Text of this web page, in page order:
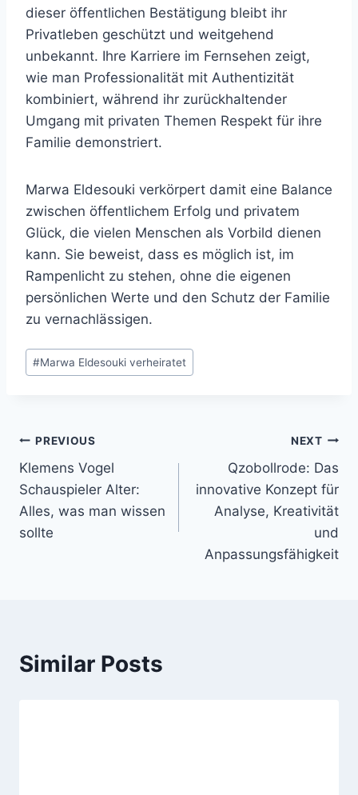
dieser öffentlichen Bestätigung bleibt ihr
Privatleben geschützt und weitgehend
unbekannt. Ihre Karriere im Fernsehen zeigt,
wie man Professionalität mit Authentizität
kombiniert, während ihr zurückhaltender
Umgang mit privaten Themen Respekt für ihre
Familie demonstriert.
Marwa Eldesouki verkörpert damit eine Balance
zwischen öffentlichem Erfolg und privatem
Glück, die vielen Menschen als Vorbild dienen
kann. Sie beweist, dass es möglich ist, im
Rampenlicht zu stehen, ohne die eigenen
persönlichen Werte und den Schutz der Familie
zu vernachlässigen.
Post
Tags:
#Marwa Eldesouki verheiratet
Post
navigation
PREVIOUS
Klemens Vogel
Schauspieler Alter:
Alles, was man wissen
sollte
NEXT
Qzobollrode: Das
innovative Konzept für
Analyse, Kreativität
und
Anpassungsfähigkeit
Similar Posts